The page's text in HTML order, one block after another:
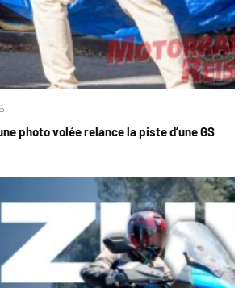
photo volée relance la piste d’une GS